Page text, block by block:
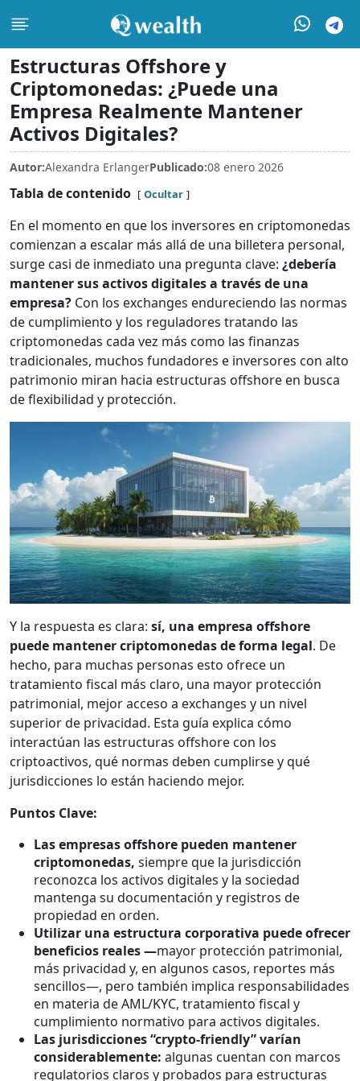
Estructuras Offshore y
Criptomonedas: ¿Puede una
Empresa Realmente Mantener
Activos Digitales?
Autor:Alexandra ErlangerPublicado:08 enero 2026
Tabla de contenido Ocultar
En el momento en que los inversores en criptomonedas
comienzan a escalar más allá de una billetera personal,
surge casi de inmediato una pregunta clave: ¿debería
mantener sus activos digitales a través de una
empresa? Con los exchanges endureciendo las normas
de cumplimiento y los reguladores tratando las
criptomonedas cada vez más como las finanzas
tradicionales, muchos fundadores e inversores con alto
patrimonio miran hacia estructuras offshore en busca
de flexibilidad y protección.
Y la respuesta es clara: sí, una empresa offshore
puede mantener criptomonedasde forma legal. De
hecho, para muchas personas esto ofrece un
tratamiento fiscal más claro, una mayor protección
patrimonial, mejor acceso a exchanges y un nivel
superior de privacidad. Esta guía explica cómo
interactúan las estructuras offshore con los
criptoactivos, qué normas deben cumplirse y qué
jurisdicciones lo están haciendo mejor.
Puntos Clave:
Las empresas offshore pueden mantener
criptomonedas, siempre que la jurisdicción
reconozca los activos digitales y la sociedad
mantenga su documentación y registros de
propiedad en orden.
Utilizar una estructura corporativa puede ofrecer
beneficios reales —mayor protección patrimonial,
más privacidad y, en algunos casos, reportes más
sencillos—, pero también implica responsabilidades
en materia de AML/KYC, tratamiento fiscal y
cumplimiento normativo para activos digitales.
Las jurisdicciones “crypto-friendly” varían
considerablemente: algunas cuentan con marcos
regulatorios claros y probados para estructuras